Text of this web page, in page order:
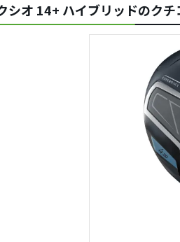
シオ 14+ ハイブリッドのクチ